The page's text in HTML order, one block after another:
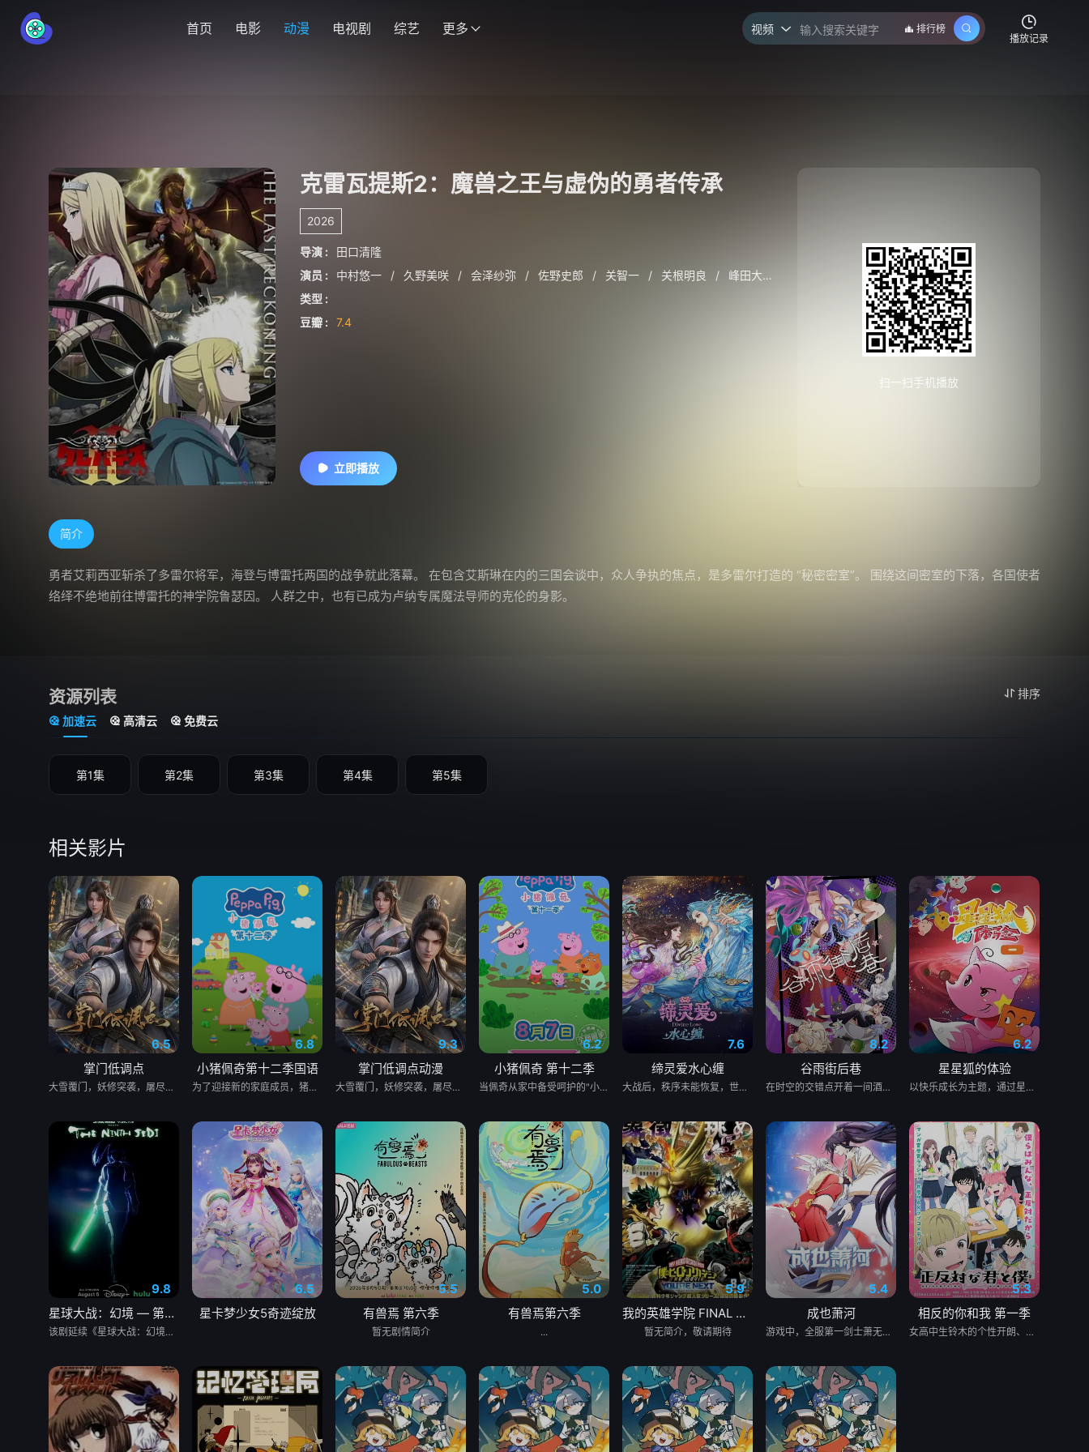
首页 电影 动漫 电视剧 综艺 更多 视频 
排行榜
播放记录
克雷瓦提斯2：魔兽之王与虚伪的勇者传承
2026
导演 :
田口清隆
演员 :
中村悠一 / 久野美咲 / 会泽纱弥 / 佐野史郎 / 关智一 / 关根明良 / 峰田大梦 梅田修一朗 橘龙丸
类型 :
豆瓣 : 7.4
立即播放
扫一扫手机播放
简介
勇者艾莉西亚斩杀了多雷尔将军，海登与博雷托两国的战争就此落幕。 在包含艾斯琳在内的三国会谈中，众人争执的焦点，是多雷尔打造的 “秘密密室”。 围绕这间密室的下落，各国使者
络绎不绝地前往博雷托的神学院鲁瑟因。 人群之中，也有已成为卢纳专属魔法导师的克伦的身影。
资源列表
排序
加速云
高清云 免费云
第1集 第2集 第3集 第4集 第5集
相关影片
6.5
掌门低调点
大雪覆门，妖修突袭，屠尽墨门，少年路朝歌痛失至亲，绝境之中觉醒绑定逆天系统，靠水系启灵死里逃生，立誓肃清世间妖邪。十年蛰伏苦修，他困于初境寸步难行，一朝契机重启系统，携妹妹路冬梨下山寻灵草破境。途中巧破异兽难题，逆天引九道天道敕令启灵，连破五重境界，还直面剑宗天骄邀战，昔日废柴掌门，自此强势逆袭。
6.8
小猪佩奇第十二季国语
为了迎接新的家庭成员，猪爸爸和猪妈妈不得不准备搬家。在兔小姐的带领下，佩奇一家看了很多套房子，却没能找到合适的温馨住所。就在猪妈妈发愁不已时，佩奇突发奇想，提议自己和乔治可以住屋顶，让小宝宝住原来的房间。猪爸爸和猪妈妈受此启发，决定对现有的房子进行扩建。随着小宝宝的降生，佩奇一家的生活也在发生着变化，这个新成员如同一束温暖的阳光，也为佩奇和乔治带来了很多的惊喜。
9.3
掌门低调点动漫
大雪覆门，妖修突袭，屠尽墨门，少年路朝歌痛失至亲，绝境之中觉醒绑定逆天系统，靠水系启灵死里逃生，立誓肃清世间妖邪。十年蛰伏苦修，他困于初境寸步难行，一朝契机重启系统，携妹妹路冬梨下山寻灵草破境。途中巧破异兽难题，逆天引九道天道敕令启灵，连破五重境界，还直面剑宗天骄邀战，昔日废柴掌门，自此强势逆袭。
6.2
小猪佩奇 第十二季
当佩奇从家中备受呵护的"小妹妹"一跃成为肩负责任的"大姐姐"，而乔治从集万千宠爱于一身的"小弟弟"转变为需中间的孩子时，他们的世界发生了微妙而深刻的变化，他们的生活也迎来的新的变化和挑战。这种角色转换带来的情感涟漪，远比表面看到的更为复杂。这些矛盾心理的刻画，精准捕捉了多子女家庭中常见的"情感过山车"现象。喜悦、兴奋和困惑--也正是许多孩子在家庭中迎来新成员时的真实写照。佩奇和乔治的故事不仅展现了孩子们如何适应新的家庭角色，也反映了他们在成长过程中学会分享、理解和包容的心路历程。通过他们的经历，还原了儿童心理发展的真实性，更暗含了家庭系统理论中"角色再平衡"的智慧。观众可以看到家庭成员之间的爱与支持如何帮助孩子们克服情感上的波动...
7.6
缔灵爱水心缠
大战后，秩序未能恢复，世界陷入混乱。混沌从深渊崛起，黑暗如潮水般吞噬大地……缔默完成了命运的蜕变——她不再是被守护的少女，而是手持万灵缔杖的“万灵神女”，以温柔而坚定的力量守护人间与仙境。水帝亦执掌水汐神剑与她并肩而立。二人为寻得封印混沌之法，远赴永恒之城罗马，混沌却已将失去仙力的冰帝和颜狐拖入深渊……千钧一发之际，神秘的塔罗使者出现……另一边，船王因放弃新生而滞留渡灵界，反噬渐重。渡公主为救船王，引诱灵帝坠入渡魂界，偶遇在寒冰牢笼中的仙子，意外在生死冒险中逐步探明混沌的致命弱点……众人能否合力封印混沌，黑暗能否被彻底驱散？爱与信念，能否书写新的神话？
8.2
谷雨街后巷
在时空的交错点开着一间酒馆——谷雨街后巷。 无论城市的角落，还是繁星坠落的荒漠， 穿过现实的迷宫，欢迎光临“谷雨街后巷”。 在这有着无尽时间的酒馆里， 点杯梦，邂逅形形色色的客人吧。 看水豚系少年小默剥开执念的外壳， 找到重重梦魇中渺茫到看不见的“我们”。
6.2
星星狐的体验
以快乐成长为主题，通过星星狐演绎不同的职业角色，帮助了孩子们了解职业，带领他们找寻到自己的兴趣与爱好，树立职业理想，并不断为这一理想而努力。
9.8
星球大战：幻境 — 第九个绝地武士
该剧延续《星球大战：幻境》的世界观，见证绝地武士崭新篇章。
6.5
星卡梦少女5奇迹绽放
5.5
有兽焉 第六季
暂无剧情简介
5.0
有兽焉第六季
...
5.9
我的英雄学院 FINAL SEASON 特别篇
暂无简介，敬请期待
5.4
成也萧河
游戏中，全服第一剑士萧无尽和第一女通缉犯桃之夭夭不打不相识。现实中，冬川大学校园男神萧河和大一新生沈心因大学生电竞比赛相遇相知。二人和好友阳曜组成战队，一路过关斩将，力争要夺得比赛的冠军！萧河和沈心相互治愈、相互鼓励，在追求梦想的道路上携手前行，在好友阳曜和向楠的助攻下，二人又会擦出怎样的火花？
5.3
相反的你和我 第一季
女高中生铃木的个性开朗、交友甚广、擅长察言观色，是班上的中心人物之一，她喜欢的对象是坐在自己隔壁的男同学谷，而谷的个性与铃木恰恰相反，他内敛沉稳、有主见、待人一视同仁。铃木一直无法鼓起勇气告白，直到某日一个偶然机会，两人放学回家时走在同一条路上，并因此牵起了手。之后两人相互倾诉对彼此的好感，并开始交往，而同学们虽然感到讶异，但也都很支持两人的恋情。